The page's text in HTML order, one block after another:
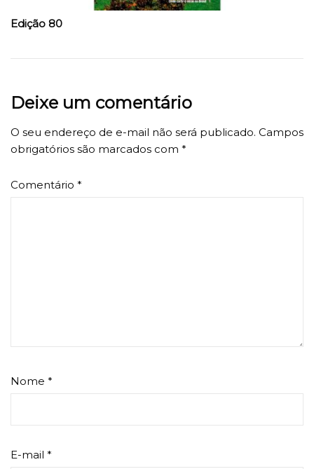
Edição 80
Deixe um comentário
O seu endereço de e-mail não será publicado. Campos
obrigatórios são marcados com *
Comentário *
Nome *
E-mail *